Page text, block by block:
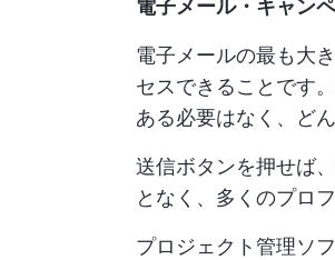
電子メール・キャン
電子メールの最も大
セスできることです
ある必要はなく、ど
送信ボタンを押せば
となく、多くのプロ
プロジェクト管理ソ